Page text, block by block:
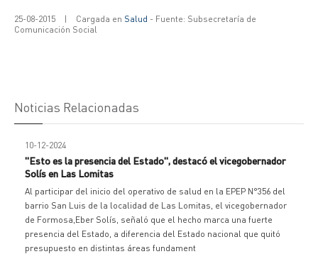
25-08-2015 | Cargada en Salud - Fuente: Subsecretaría de
Comunicación Social
Noticias Relacionadas
10-12-2024
"Esto es la presencia del Estado", destacó el vicegobernador
Solís en Las Lomitas
Al participar del inicio del operativo de salud en la EPEP N°356 del
barrio San Luis de la localidad de Las Lomitas, el vicegobernador
de Formosa,Eber Solís, señaló que el hecho marca una fuerte
presencia del Estado, a diferencia del Estado nacional que quitó
presupuesto en distintas áreas fundament